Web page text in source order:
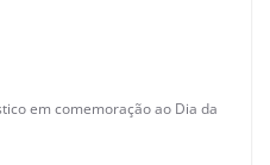
em comemoração ao Dia da